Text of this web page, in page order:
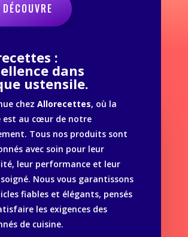
:
dans
ustensile.
chez Allorecettes, où la
est au cœur de notre
Tous nos produits sont
avec soin pour leur
leur performance et leur
Nous vous garantissons
fiables et élégants, pensés
les exigences des
de cuisine.